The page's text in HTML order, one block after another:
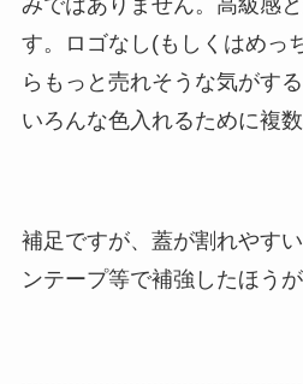
す。ロゴなし(もしくはめっ
らもっと売れそうな気がす
いろんな色入れるために複
補足ですが、蓋が割れやす
ンテープ等で補強したほう